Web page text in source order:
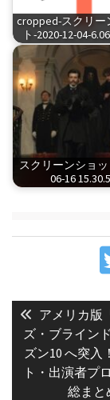
cropped-スクリー
ト-2020-12-04-
スクリーンショッ
06-16
稿
ナ
ビ
Previous
post:
アメリカ版
ズ・ブライン
ズン10 へ突入
ト・出演者プ
総まと